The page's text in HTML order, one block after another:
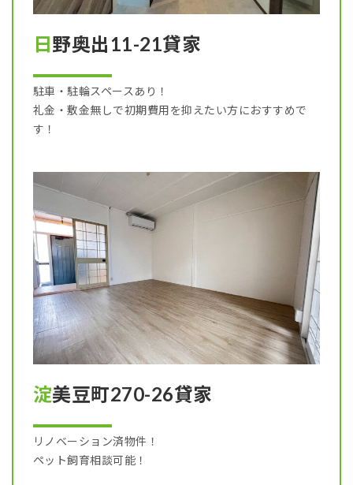
日野奥出11-21貸家
駐車・駐輪スペースあり！
礼金・敷金無しで初期費用を抑えたい方におすすめで
す！
淀美豆町270-26貸家
リノベーション済物件！
ペット飼育相談可能！